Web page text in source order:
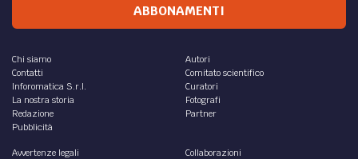
ABBONAMENTI
Chi siamo
Contatti
Inforomatica S.r.l.
La nostra storia
Redazione
Pubblicità
Autori
Comitato scientifico
Curatori
Fotografi
Partner
Avvertenze legali
Collaborazioni